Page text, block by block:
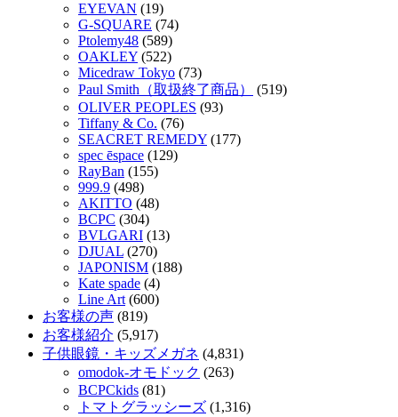
EYEVAN (19)
G-SQUARE (74)
Ptolemy48 (589)
OAKLEY (522)
Micedraw Tokyo (73)
Paul Smith（取扱終了商品）
(519)
OLIVER PEOPLES (93)
Tiffany & Co. (76)
SEACRET REMEDY (177)
spec ēspace (129)
RayBan (155)
999.9 (498)
AKITTO (48)
BCPC (304)
BVLGARI (13)
DJUAL (270)
JAPONISM (188)
Kate spade (4)
Line Art (600)
お客様の声 (819)
お客様紹介 (5,917)
子供眼鏡・キッズメガネ (4,831)
omodok-オモドック (263)
BCPCkids (81)
トマトグラッシーズ (1,316)